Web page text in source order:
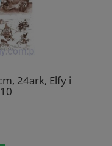
24ark, Elfy i